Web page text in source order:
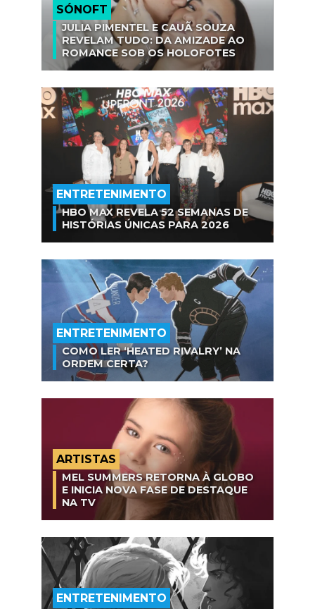
SÓNOFT
JULIA PIMENTEL E CAUÃ SOUZA
REVELAM TUDO: DA AMIZADE AO
ROMANCE SOB OS HOLOFOTES
ENTRETENIMENTO
HBO MAX REVELA 52 SEMANAS DE
HISTÓRIAS ÚNICAS PARA 2026
ENTRETENIMENTO
COMO LER ‘HEATED RIVALRY’ NA
ORDEM CERTA?
ARTISTAS
MEL SUMMERS RETORNA À GLOBO
E INICIA NOVA FASE DE DESTAQUE
NA TV
ENTRETENIMENTO